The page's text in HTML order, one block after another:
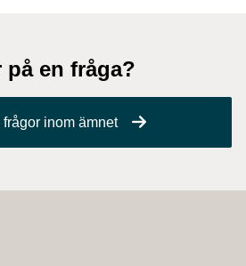
på en fråga?
inom ämnet